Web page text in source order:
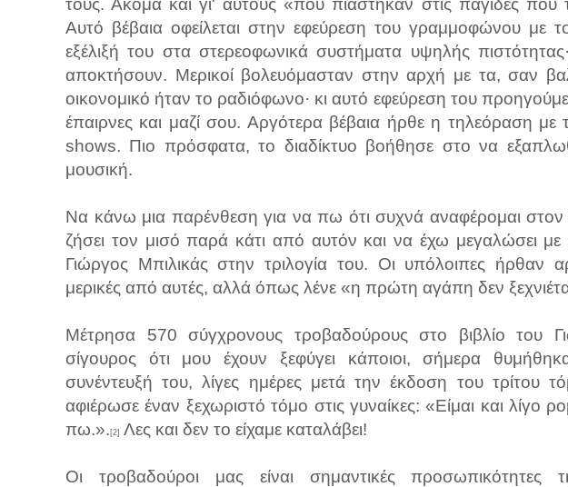
τους. Ακόμα και γι' αυτούς «που πιάστηκαν στις παγίδες που
Αυτό βέβαια οφείλεται στην εφεύρεση του γραμμοφώνου με
εξέλιξή του στα στερεοφωνικά συστήματα υψηλής
αποκτήσουν. Μερικοί βολευόμασταν στην αρχή με τα, σαν
οικονομικό ήταν το ραδιόφωνο· κι αυτό εφεύρεση του
έπαιρνες και μαζί σου. Αργότερα βέβαια ήρθε η τηλεόραση
shows. Πιο πρόσφατα, το διαδίκτυο βοήθησε στο να
μουσική.
Να κάνω μια παρένθεση για να πω ότι συχνά αναφέρομαι
ζήσει τον μισό παρά κάτι από αυτόν και να έχω μεγαλώσει
Γιώργος Μπιλικάς στην τριλογία του. Οι υπόλοιπες ήρθαν
μερικές από αυτές, αλλά όπως λένε «η πρώτη αγάπη δεν
Μέτρησα 570 σύγχρονους τροβαδούρους στο βιβλίο του
σίγουρος ότι μου έχουν ξεφύγει κάποιοι, σήμερα
συνέντευξή του, λίγες ημέρες μετά την έκδοση του τρίτου
αφιέρωσε έναν ξεχωριστό τόμο στις γυναίκες: «Είμαι και λίγο
πω.». [2] Λες και δεν το είχαμε καταλάβει!
Οι τροβαδούροι μας είναι σημαντικές προσωπικότητες